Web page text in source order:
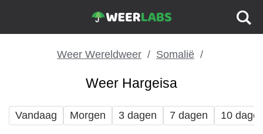
Weer Wereldweer Somalië
Weer Hargeisa
Vandaag Morgen 3 dagen 7 dagen 10